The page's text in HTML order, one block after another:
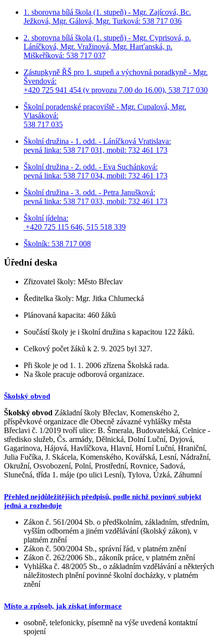
1. sborovna bílá škola (1. stupeň) - Mgr. Zajícová, Bc.
Ježková, Mgr. Gálová, Mgr. Turková: 538 717 036
2. sborovna bílá škola (1. stupeň) - Mgr. Cyprisová, p.
Láníčková, Mgr. Vražinová, Mgr. Harťanská, p.
Miškeříková: 538 717 037
Zástupkyně ŘŠ pro 1. stupeň a výchovná poradkyně - Mgr.
Švendová:
+420 725 941 454 (v provozu 7.00 do 16.00), 538 717 030
Školní poradenské pracoviště - Mgr. Cupalová, Mgr.
Vlasáková:
538 717 035
Školní družina - 1. odd. - Láníčková Vratislava:
pevná linka: 538 717 031, mobil: 732 461 173
Školní družina - 2. odd. - Eva Suchánková:
pevná linka: 538 717 034, mobil: 732 461 173
Školní družina - 3. odd. - Petra Janušková:
pevná linka: 538 717 033, mobil: 732 461 173
Školní jídelna:
+420 725 115 646, 515 518 339
Školník: 538 717 008
Úřední deska
Zřizovatel školy: Město Břeclav
Ředitelka školy: Mgr. Jitka Chlumecká
Plánovaná kapacita: 460 žáků
Součástí školy je i školní družina s kapacitou 122 žáků.
Celkový počet žáků k 2. 9. 2025 byl 327.
Při škole je od 1. 1. 2006 zřízena Školská rada.
Na škole pracuje odborová organizace.
Školský obvod
Školský obvod Základní školy Břeclav, Komenského 2,
příspěvkové organizace dle Obecně závazné vyhlášky města
Břeclavi č. 1/2019 tvoří ulice: B. Šmerala, Budovatelská, Celnice -
středisko služeb, Čs. armády, Dělnická, Dolní Luční, Dyjová,
Gagarinova, Hájová, Havlíčkova, Hlavní, Horní Luční, Hraniční,
Julia Fučíka, J. Skácela, Komenského, Kovářská, Lesní, Nádražní,
Okružní, Osvobození, Polní, Prostřední, Rovnice, Sadová,
Slunečná, třída 1. máje (po ulici Lesní), Tylova, Úzká, Záhumní
Přehled nejdůležitějších předpisů, podle nichž povinný subjekt
jedná a rozhoduje
Zákon č. 561/2004 Sb. o předškolním, základním, středním,
vyšším odborném a jiném vzdělávání (školský zákon), v
platném znění
Zákon č. 500/2004 Sb., správní řád, v platném znění
Zákon č. 262/2006 Sb., zákoník práce, v platném znění
Vyhláška č. 48/2005 Sb., o základním vzdělávání a některých
náležitostech plnění povinné školní docházky, v platném
znění
Místo a způsob, jak získat informace
osobně, telefonicky, písemně na výše uvedená kontaktní
spojení